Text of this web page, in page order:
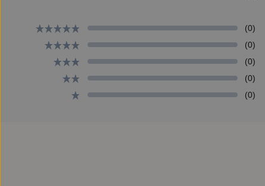
主播簡介
張怡沁
(0)
(0)
(0)
(0)
(0)